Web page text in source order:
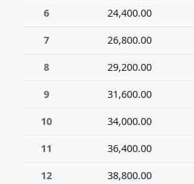
6 24,400.00
7 26,800.00
8 29,200.00
9 31,600.00
10 34,000.00
11 36,400.00
12 38,800.00